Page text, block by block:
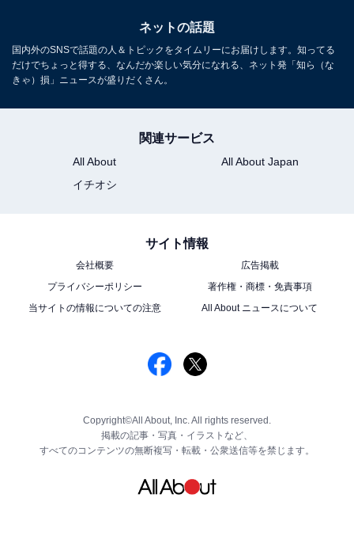
ネットの話題
国内外のSNSで話題の人＆トピックをタイムリーにお届けします。知ってる
だけでちょっと得する、なんだか楽しい気分になれる、ネット発「知ら（な
きゃ）損」ニュースが盛りだくさん。
関連サービス
All About
All About Japan
イチオシ
サイト情報
会社概要
広告掲載
プライバシーポリシー
著作権・商標・免責事項
当サイトの情報についての注意
All About ニュースについて
Copyright©All About, Inc. All rights reserved.
掲載の記事・写真・イラストなど、
すべてのコンテンツの無断複写・転載・公衆送信等を禁じます。